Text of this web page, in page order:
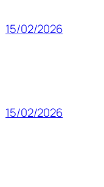
15/02/2026
15/02/2026